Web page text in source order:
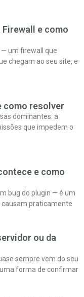
Firewall e como
— um firewall que
chegam ao seu site, e
como resolver
dominantes: a
que impedem o
e como
bug do plugin — é um
causam praticamente
ou da
sempre vem do seu
forma de confirmar